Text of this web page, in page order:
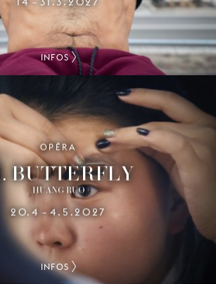
–
INFOS
OPÉRA
BUTTERFLY
HUANG RUO
20.4 –4.5.2027
INFOS